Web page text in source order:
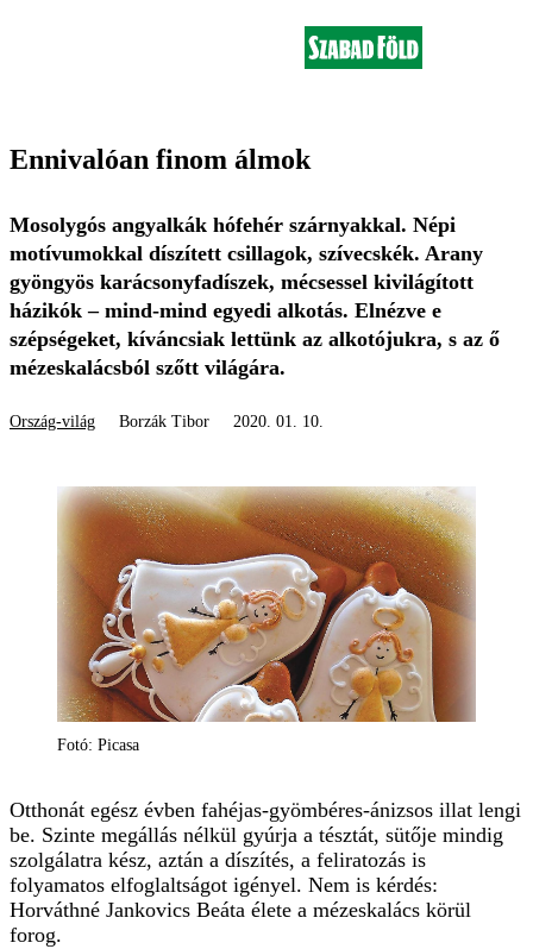
Ennivalóan finom álmok
Mosolygós angyalkák hófehér szárnyakkal. Népi
motívumokkal díszített csillagok, szívecskék. Arany
gyöngyös karácsonyfadíszek, mécsessel kivilágított
házikók – mind-mind egyedi alkotás. Elnézve e
szépségeket, kíváncsiak lettünk az alkotójukra, s az ő
mézeskalácsból szőtt világára.
Ország-világ Borzák Tibor 2020. 01. 10.
Fotó: Picasa
Otthonát egész évben fahéjas-gyömbéres-ánizsos illat lengi
be. Szinte megállás nélkül gyúrja a tésztát, sütője mindig
szolgálatra kész, aztán a díszítés, a feliratozás is
folyamatos elfoglaltságot igényel. Nem is kérdés:
Horváthné Jankovics Beáta élete a mézeskalács körül
forog.